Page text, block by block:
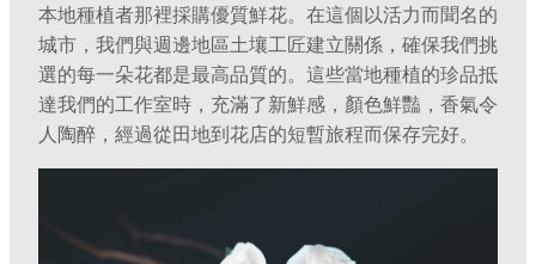
本地種植者那裡採購優質鮮花。在這個以活力而聞名的
城市，我們與週邊地區土壤工匠建立關係，確保我們挑
選的每一朵花都是最高品質的。這些當地種植的珍品抵
達我們的工作室時，充滿了新鮮感，顏色鮮豔，香氣令
人陶醉，經過從田地到花店的短暫旅程而保存完好。